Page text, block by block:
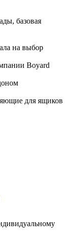
базовая
на выбор
Boyard
для ящиков